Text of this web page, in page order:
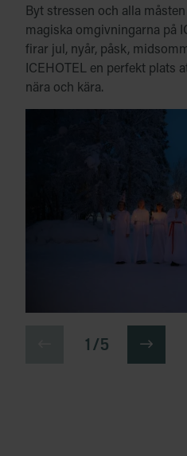
Byt stressen och alla
magiska omgivningarna på
firar jul, nyår, påsk,
ICEHOTEL en perfekt plats
nära och kära.
1 / 5